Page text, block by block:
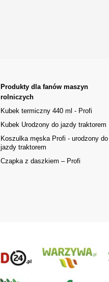
Produkty dla fanów maszyn
rolniczych
Kubek termiczny 440 ml - Profi
Kubek Urodzony do jazdy traktorem
Koszulka męska Profi - urodzony do
jazdy traktorem
Czapka z daszkiem – Profi